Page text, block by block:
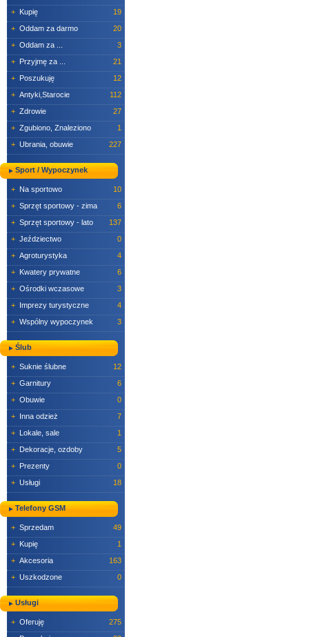
+ Kupię
19
+ Oddam za darmo
20
+ Oddam za ...
3
+ Przyjmę za ...
21
+ Poszukuję
12
+ Antyki,Starocie
112
+ Zdrowie
27
+ Zgubiono, Znaleziono
1
+ Ubrania, obuwie 227
Sport / Wypoczynek
+ Na sportowo
10
+ Sprzęt sportowy - zima
6
+ Sprzęt sportowy - lato
137
+ Jeździectwo
0
+ Agroturystyka
4
+ Kwatery prywatne
6
+ Ośrodki wczasowe
3
+ Imprezy turystyczne
4
+ Wspólny wypoczynek 3
Ślub
+ Suknie ślubne
12
+ Garnitury
6
+ Obuwie
0
+ Inna odzież
7
+ Lokale, sale
1
+ Dekoracje, ozdoby
5
+ Prezenty
0
+ Usługi 18
Telefony GSM
+ Sprzedam
49
+ Kupię
1
+ Akcesoria
163
+ Uszkodzone 0
Usługi
+ Oferuję
275